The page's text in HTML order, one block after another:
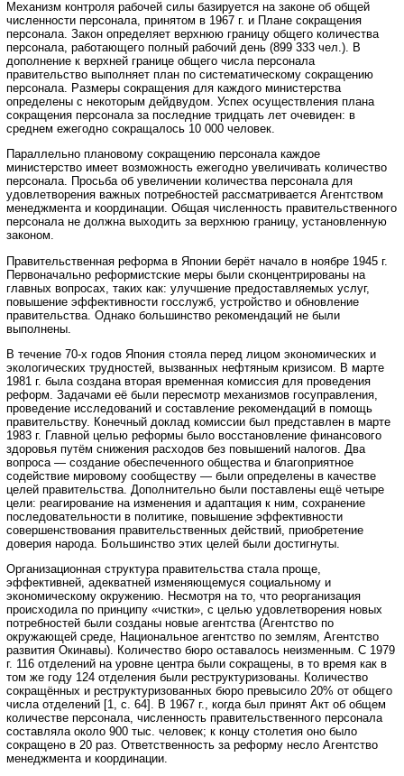
Механизм контроля рабочей силы базируется на законе об общей
численности персонала, принятом в 1967 г. и Плане сокращения
персонала. Закон определяет верхнюю границу общего количества
персонала, работающего полный рабочий день (899 333 чел.). В
дополнение к верхней границе общего числа персонала
правительство выполняет план по систематическому сокращению
персонала. Размеры сокращения для каждого министерства
определены с некоторым дейдвудом. Успех осуществления плана
сокращения персонала за последние тридцать лет очевиден: в
среднем ежегодно сокращалось 10 000 человек.
Параллельно плановому сокращению персонала каждое
министерство имеет возможность ежегодно увеличивать количество
персонала. Просьба об увеличении количества персонала для
удовлетворения важных потребностей рассматривается Агентством
менеджмента и координации. Общая численность правительственного
персонала не должна выходить за верхнюю границу, установленную
законом.
Правительственная реформа в Японии берёт начало в ноябре 1945 г.
Первоначально реформистские меры были сконцентрированы на
главных вопросах, таких как: улучшение предоставляемых услуг,
повышение эффективности госслужб, устройство и обновление
правительства. Однако большинство рекомендаций не были
выполнены.
В течение 70-х годов Япония стояла перед лицом экономических и
экологических трудностей, вызванных нефтяным кризисом. В марте
1981 г. была создана вторая временная комиссия для проведения
реформ. Задачами её были пересмотр механизмов госуправления,
проведение исследований и составление рекомендаций в помощь
правительству. Конечный доклад комиссии был представлен в марте
1983 г. Главной целью реформы было восстановление финансового
здоровья путём снижения расходов без повышений налогов. Два
вопроса — создание обеспеченного общества и благоприятное
содействие мировому сообществу — были определены в качестве
целей правительства. Дополнительно были поставлены ещё четыре
цели: реагирование на изменения и адаптация к ним, сохранение
последовательности в политике, повышение эффективности
совершенствования правительственных действий, приобретение
доверия народа. Большинство этих целей были достигнуты.
Организационная структура правительства стала проще,
эффективней, адекватней изменяющемуся социальному и
экономическому окружению. Несмотря на то, что реорганизация
происходила по принципу «чистки», с целью удовлетворения новых
потребностей были созданы новые агентства (Агентство по
окружающей среде, Национальное агентство по землям, Агентство
развития Окинавы). Количество бюро оставалось неизменным. С 1979
г. 116 отделений на уровне центра были сокращены, в то время как в
том же году 124 отделения были реструктуризованы. Количество
сокращённых и реструктуризованных бюро превысило 20% от общего
числа отделений [1, с. 64]. В 1967 г., когда был принят Акт об общем
количестве персонала, численность правительственного персонала
составляла около 900 тыс. человек; к концу столетия оно было
сокращено в 20 раз. Ответственность за реформу несло Агентство
менеджмента и координации.